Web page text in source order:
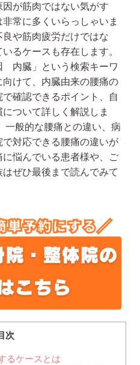
が筋肉ではない気がす
常に多くいらっしゃいま
や筋肉疲労だけではな
るケースも存在します。
内臓」という検索キーワ
けて、内臓由来の腰痛の
確認できるポイント、自
ついて詳しく解説しま
一般的な腰痛との違い、病
対応できる腰痛の違いが
悩んでいる患者様や、ご
ぜひ最後まで読んでみて
次
るケースとは